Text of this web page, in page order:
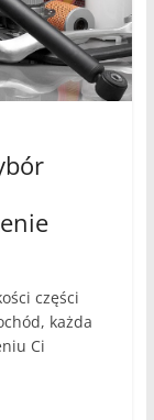
części
każda
Ci